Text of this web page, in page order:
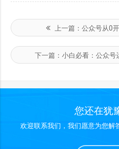
上一篇： 公众号从0
下一篇：小白必看：公众号
您还在犹
欢迎联系我们，我们愿意为您解